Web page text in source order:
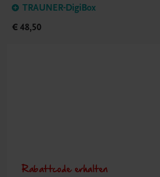
TRAUNER-DigiBox
€ 48,50
Rabattcode erhalten